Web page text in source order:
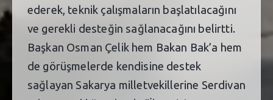
ederek, teknik çalışmaların başlatılacağını
ve gerekli desteğin sağlanacağını belirtti.
Başkan Osman Çelik hem Bakan Bak’a hem
de görüşmelerde kendisine destek
sağlayan Sakarya milletvekillerine Serdivan